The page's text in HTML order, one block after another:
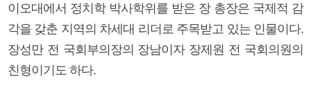
이오대에서 정치학 박사학위를 받은 장 총장은 국제적 감
각을 갖춘 지역의 차세대 리더로 주목받고 있는 인물이다.
장성만 전 국회부의장의 장남이자 장제원 전 국회의원의
친형이기도 하다.